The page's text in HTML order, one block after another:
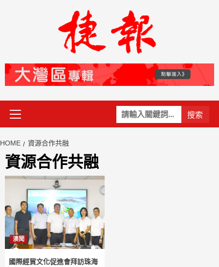
關
鍵
Primary
Menu
HOME 資源合作共融
資源合作共融
澳聞
國際經貿文化促進會拜訪珠海